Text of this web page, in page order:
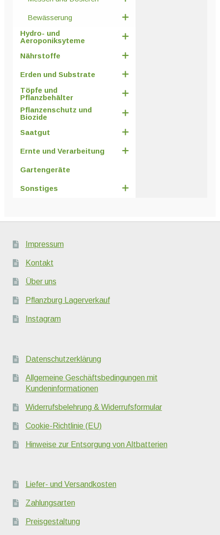
Bewässerung
Hydro- und
Aeroponiksyteme
Nährstoffe
Erden und Substrate
Töpfe und
Pflanzbehälter
Pflanzenschutz und
Biozide
Saatgut
Ernte und Verarbeitung
Gartengeräte
Sonstiges
Impressum
Kontakt
Über uns
Pflanzburg Lagerverkauf
Instagram
Datenschutzerklärung
Allgemeine Geschäftsbedingungen mit
Kundeninformationen
Widerrufsbelehrung & Widerrufsformular
Cookie-Richtlinie (EU)
Hinweise zur Entsorgung von Altbatterien
Liefer- und Versandkosten
Zahlungsarten
Preisgestaltung